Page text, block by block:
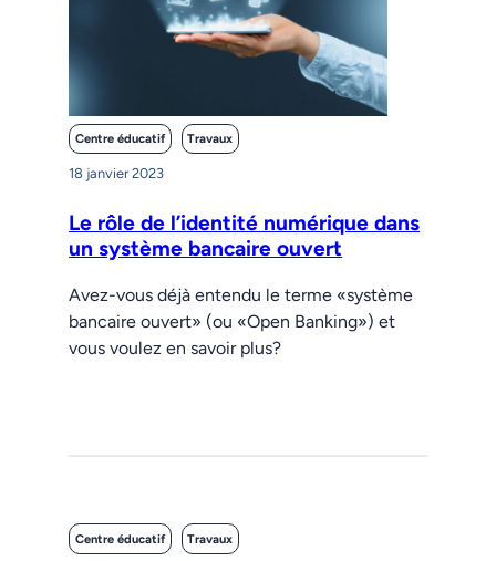
Centre éducatif Travaux
18 janvier 2023
Le rôle de l’identité numérique dans
un système bancaire ouvert
Avez-vous déjà entendu le terme «système
bancaire ouvert» (ou «Open Banking») et
vous voulez en savoir plus?
Centre éducatif Travaux